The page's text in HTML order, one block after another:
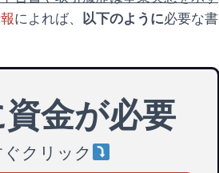
によれば、 以下のように必要な書
金が必要
クリック